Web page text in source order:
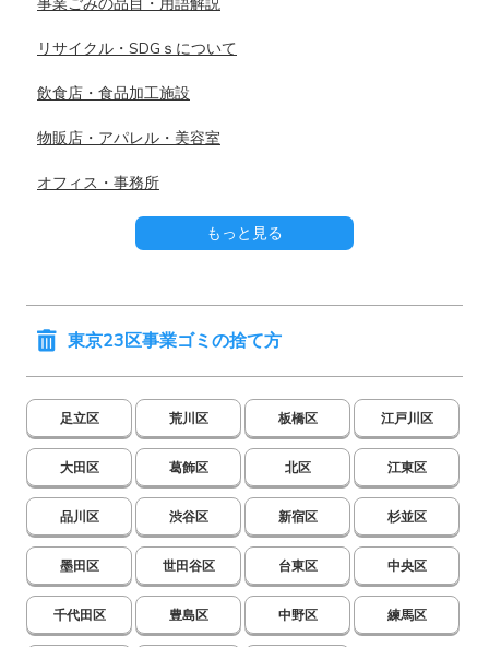
事業ごみの品目・用語解説
リサイクル・SDGｓについて
飲食店・食品加工施設
物販店・アパレル・美容室
オフィス・事務所
もっと見る
東京23区事業ゴミの捨て方
足立区 荒川区 板橋区 江戸川区
大田区 葛飾区 北区 江東区
品川区 渋谷区 新宿区 杉並区
墨田区 世田谷区 台東区 中央区
千代田区 豊島区 中野区 練馬区